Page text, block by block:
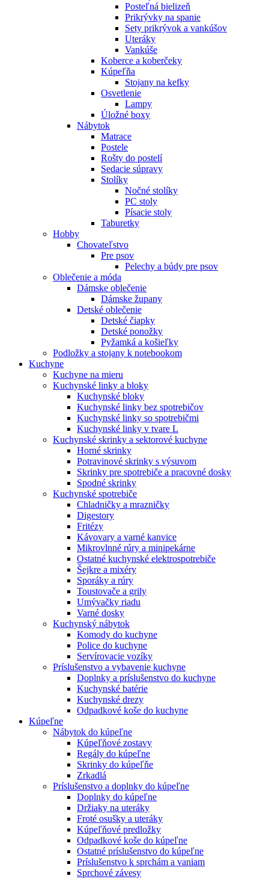
Posteľná bielizeň
Prikrývky na spanie
Sety prikrývok a vankúšov
Uteráky
Vankúše
Koberce a koberčeky
Kúpeľňa
Stojany na kefky
Osvetlenie
Lampy
Úložné boxy
Nábytok
Matrace
Postele
Rošty do postelí
Sedacie súpravy
Stolíky
Nočné stolíky
PC stoly
Písacie stoly
Taburetky
Hobby
Chovateľstvo
Pre psov
Pelechy a búdy pre psov
Oblečenie a móda
Dámske oblečenie
Dámske župany
Detské oblečenie
Detské čiapky
Detské ponožky
Pyžamká a košieľky
Podložky a stojany k notebookom
Kuchyne
Kuchyne na mieru
Kuchynské linky a bloky
Kuchynské bloky
Kuchynské linky bez spotrebičov
Kuchynské linky so spotrebičmi
Kuchynské linky v tvare L
Kuchynské skrinky a sektorové kuchyne
Horné skrinky
Potravinové skrinky s výsuvom
Skrinky pre spotrebiče a pracovné dosky
Spodné skrinky
Kuchynské spotrebiče
Chladničky a mrazničky
Digestory
Fritézy
Kávovary a varné kanvice
Mikrovlnné rúry a minipekárne
Ostatné kuchynské elektrospotrebiče
Šejkre a mixéry
Sporáky a rúry
Toustovače a grily
Umývačky riadu
Varné dosky
Kuchynský nábytok
Komody do kuchyne
Police do kuchyne
Servírovacie vozíky
Príslušenstvo a vybavenie kuchyne
Doplnky a príslušenstvo do kuchyne
Kuchynské batérie
Kuchynské drezy
Odpadkové koše do kuchyne
Kúpeľne
Nábytok do kúpeľne
Kúpeľňové zostavy
Regály do kúpeľne
Skrinky do kúpeľňe
Zrkadlá
Príslušenstvo a doplnky do kúpeľne
Doplnky do kúpeľne
Držiaky na uteráky
Froté osušky a uteráky
Kúpeľňové predložky
Odpadkové koše do kúpeľne
Ostatné príslušenstvo do kúpeľne
Príslušenstvo k sprchám a vaniam
Sprchové závesy